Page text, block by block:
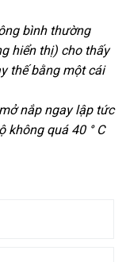
bình thường
hiển thị) cho thấy
thế bằng một cái
nắp ngay lập tức
không quá 40 ° C